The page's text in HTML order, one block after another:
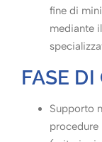
fine di
mediante
FASE DI
Supporto
procedure